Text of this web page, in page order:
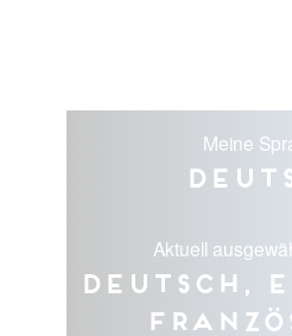
Meine
Aktuell
Deutsch,